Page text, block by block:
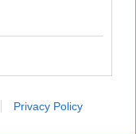
Privacy Policy